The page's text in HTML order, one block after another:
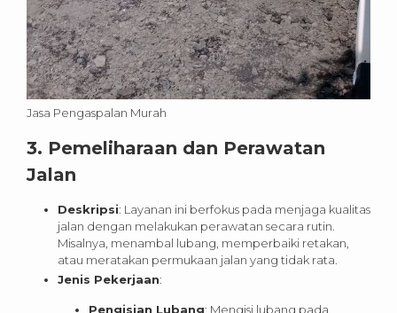
Jasa Pengaspalan Murah
3. Pemeliharaan dan Perawatan
Jalan
Deskripsi: Layanan ini berfokus pada menjaga kualitas
jalan dengan melakukan perawatan secara rutin.
Misalnya, menambal lubang, memperbaiki retakan,
atau meratakan permukaan jalan yang tidak rata.
Jenis Pekerjaan:
Pengisian Lubang: Mengisi lubang pada